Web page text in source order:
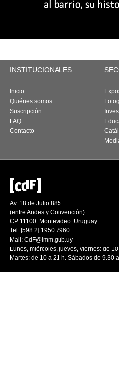
INSTITUCIONALES
Inicio
Quiénes somos
Suscripción
FAQ
Contacto
Av. 18 de Julio 885
(entre Andes y Convención)
CP 11100. Montevideo. Uruguay
Tel: [598 2] 1950 7960
Mail: CdF@imm.gub.uy
Lunes, miércoles, jueves, viernes: de
Martes: de 10 a 21 h. Sábados de 9.30